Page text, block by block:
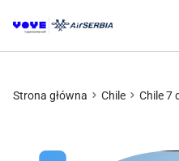
Strona główna Chile Chile 7